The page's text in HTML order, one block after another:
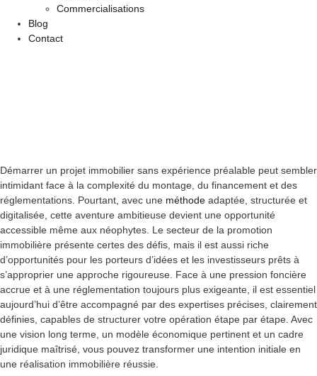
Commercialisations
Blog
Contact
Démarrer un projet immobilier sans expérience préalable peut sembler
intimidant face à la complexité du montage, du financement et des
réglementations. Pourtant, avec une méthode adaptée, structurée et
digitalisée, cette aventure ambitieuse devient une opportunité
accessible même aux néophytes. Le secteur de la promotion
immobilière présente certes des défis, mais il est aussi riche
d’opportunités pour les porteurs d’idées et les investisseurs prêts à
s’approprier une approche rigoureuse. Face à une pression foncière
accrue et à une réglementation toujours plus exigeante, il est essentiel
aujourd’hui d’être accompagné par des expertises précises, clairement
définies, capables de structurer votre opération étape par étape. Avec
une vision long terme, un modèle économique pertinent et un cadre
juridique maîtrisé, vous pouvez transformer une intention initiale en
une réalisation immobilière réussie.